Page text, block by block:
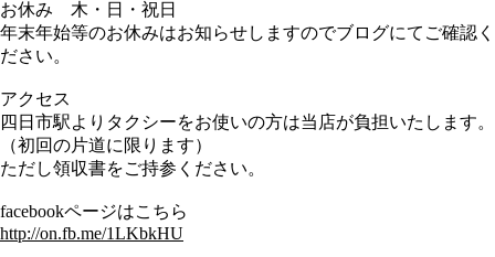
お休み 木・日・祝日
年末年始等のお休みはお知らせしますのでブログにてご確認く
ださい。
アクセス
四日市駅よりタクシーをお使いの方は当店が負担いたします。
（初回の片道に限ります）
ただし領収書をご持参ください。
facebookページはこちら
http://on.fb.me/1LKbkHU